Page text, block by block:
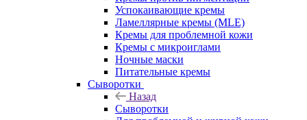
Успокаивающие кремы
Ламеллярные кремы (MLE)
Кремы для проблемной кожи
Кремы с микроиглами
Ночные маски
Питательные кремы
Сыворотки
Назад
Сыворотки